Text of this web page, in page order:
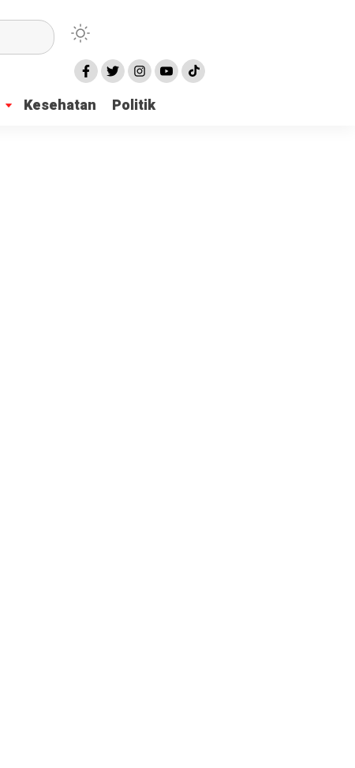
Kesehatan Politik